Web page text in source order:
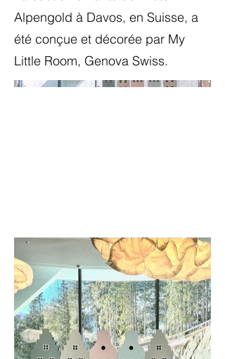
Alpengold à Davos, en Suisse, a
été conçue et décorée par My
Little Room, Genova Swiss.